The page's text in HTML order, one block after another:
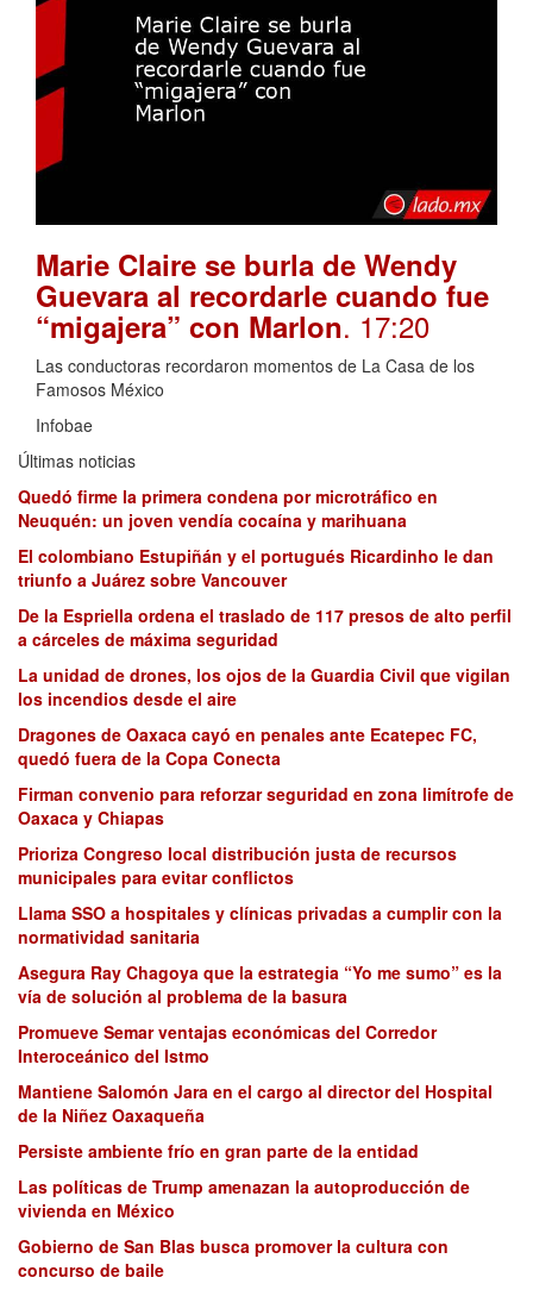
Marie Claire se burla de Wendy
Guevara al recordarle cuando fue
“migajera” con Marlon. 17:20
Las conductoras recordaron momentos de La Casa de los
Famosos México
Infobae
Últimas noticias
Quedó firme la primera condena por microtráfico en
Neuquén: un joven vendía cocaína y marihuana
El colombiano Estupiñán y el portugués Ricardinho le dan
triunfo a Juárez sobre Vancouver
De la Espriella ordena el traslado de 117 presos de alto perfil
a cárceles de máxima seguridad
La unidad de drones, los ojos de la Guardia Civil que vigilan
los incendios desde el aire
Dragones de Oaxaca cayó en penales ante Ecatepec FC,
quedó fuera de la Copa Conecta
Firman convenio para reforzar seguridad en zona limítrofe de
Oaxaca y Chiapas
Prioriza Congreso local distribución justa de recursos
municipales para evitar conflictos
Llama SSO a hospitales y clínicas privadas a cumplir con la
normatividad sanitaria
Asegura Ray Chagoya que la estrategia “Yo me sumo” es la
vía de solución al problema de la basura
Promueve Semar ventajas económicas del Corredor
Interoceánico del Istmo
Mantiene Salomón Jara en el cargo al director del Hospital
de la Niñez Oaxaqueña
Persiste ambiente frío en gran parte de la entidad
Las políticas de Trump amenazan la autoproducción de
vivienda en México
Gobierno de San Blas busca promover la cultura con
concurso de baile